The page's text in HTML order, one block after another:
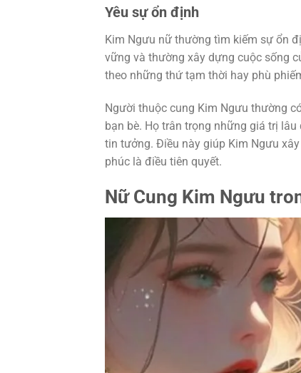
Yêu sự ổn định
Kim Ngưu nữ thường tìm kiếm sự ổn
vững và thường xây dựng cuộc sống
theo những thứ tạm thời hay phù
Người thuộc cung Kim Ngưu thường
bạn bè. Họ trân trọng những giá trị
tin tưởng. Điều này giúp Kim Ngưu
phúc là điều tiên quyết.
Nữ Cung Kim Ngưu